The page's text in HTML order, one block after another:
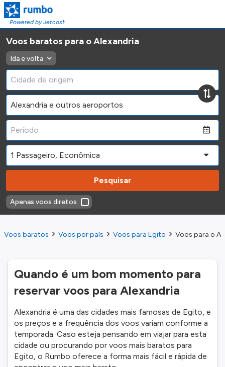
Powered by Jetcost
Voos baratos para o Alexandria
Ida e volta
Pesquisar
Apenas voos diretos
Voos baratos Voos por país Voos para Egito Voos para o
Quando é um bom momento para
reservar voos para Alexandria
Alexandria é uma das cidades mais famosas de Egito, e
os preços e a frequência dos voos variam conforme a
temporada. Caso esteja pensando em viajar para esta
cidade ou procurando por voos mais baratos para
Egito, o Rumbo oferece a forma mais fácil e rápida de